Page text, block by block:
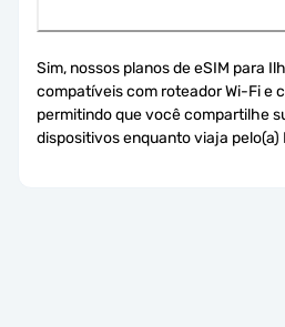
Sim, nossos planos de eSIM para
compatíveis com roteador Wi-Fi e
permitindo que você compartilhe
dispositivos enquanto viaja pelo(a)